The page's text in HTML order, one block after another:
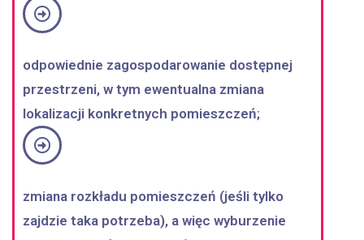
odpowiednie zagospodarowanie dostępnej
przestrzeni, w tym ewentualna zmiana
lokalizacji konkretnych pomieszczeń;
zmiana rozkładu pomieszczeń (jeśli tylko
zajdzie taka potrzeba), a więc wyburzenie